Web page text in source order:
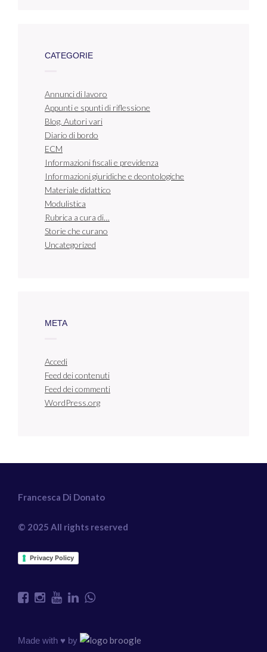
CATEGORIE
Annunci di lavoro
Appunti e spunti di riflessione
Blog. Autori vari
Diario di bordo
ECM
Informazioni fiscali e previdenza
Informazioni giuridiche e deontologiche
Materiale didattico
Modulistica
Rubrica a cura di…
Storie che curano
Uncategorized
META
Accedi
Feed dei contenuti
Feed dei commenti
WordPress.org
Francesca Di Donato
© 2025 All rights reserved
Privacy Policy
Made with ♥️ by